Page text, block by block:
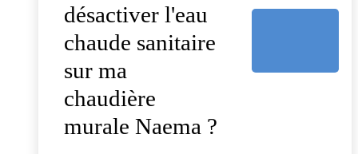
désactiver l'eau
chaude sanitaire
sur ma
chaudière
murale Naema ?